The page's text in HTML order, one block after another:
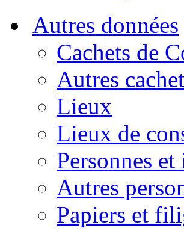
Autres données
Cachets de
Autres
Lieux
Lieux de
Personnes
Autres
Papiers et